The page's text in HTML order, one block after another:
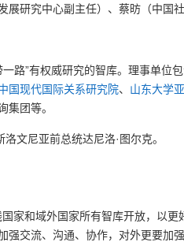
研究中心副主任）、蔡昉（中国
路”有权威研究的智库。理事单位
国现代国际关系研究院、 山东大学
集团等。
文尼亚前总统达尼洛·图尔克。
国家和域外国家所有智库开放，以
强交流、沟通、协作，对外更要加